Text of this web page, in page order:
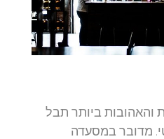
ביותר תבל
מדובר במסעדה